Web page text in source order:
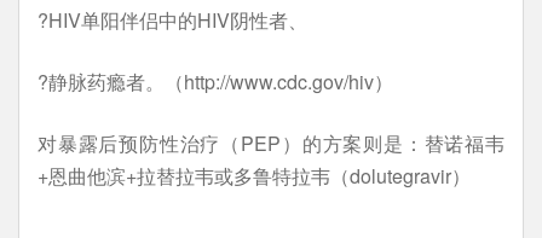
?HIV单阳伴侣中的HIV阴性者、
?静脉药瘾者。（http://www.cdc.gov/hiv）
对暴露后预防性治疗（PEP）的方案则是：替诺福韦
+恩曲他滨+拉替拉韦或多鲁特拉韦（dolutegravir）